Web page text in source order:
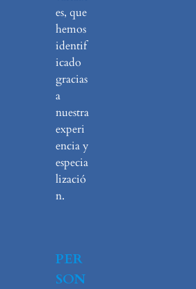
es, que
hemos
identif
icado
gracias
a
nuestra
experi
encia y
especia
lizació
n.
PER
SON